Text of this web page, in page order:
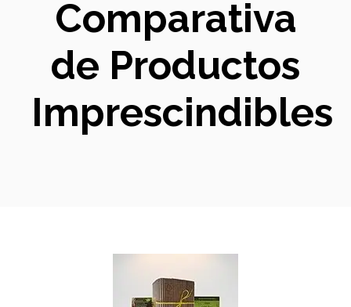
Comparativa
de Productos
Imprescindibles